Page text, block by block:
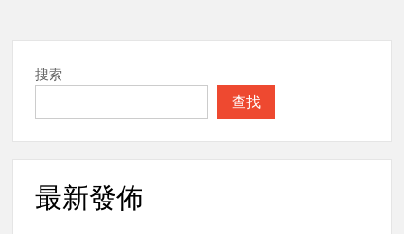
搜索
查找
最新發佈